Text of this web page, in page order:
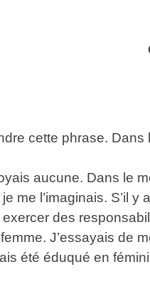
cette phrase.
aucune. Dans le
me l’imaginais. S’il
des
J’essayais de
été éduqué en